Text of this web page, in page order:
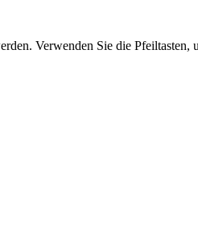
Verwenden Sie die